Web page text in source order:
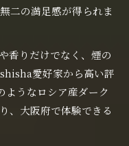
二の満足感が得られま
香りだけでなく、煙の
愛好家から高い評
うなロシア産ダーク
、大阪府で体験できる